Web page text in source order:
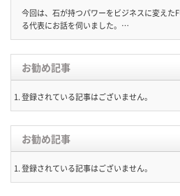
今回は、石が持つパワーをビジネスに変えた
る代表にお話を伺いました。…
お勧め記事
登録されている記事はございません。
お勧め記事
登録されている記事はございません。